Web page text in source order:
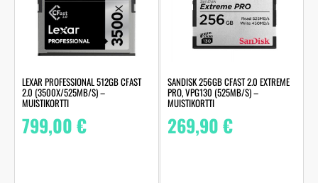
LEXAR PROFESSIONAL 512GB CFAST
2.0 (3500X/525MB/S) –
MUISTIKORTTI
799,00€
SANDISK 256GB CFAST 2.0 EXTREME
PRO, VPG130 (525MB/S) –
MUISTIKORTTI
269,90€